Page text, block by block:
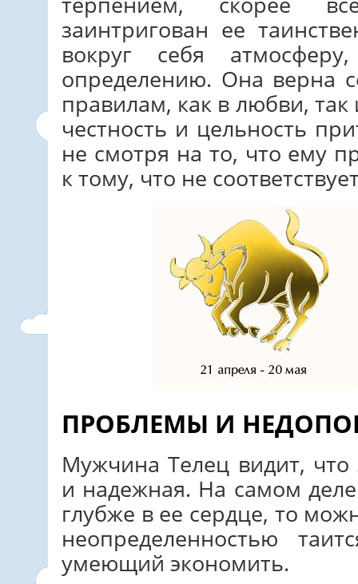
заинтригован ее
вокруг себя
определению. Она верна
правилам, как в любви,
честность и цельность
не смотря на то, что ему
к тому, что не
ПРОБЛЕМЫ И
Мужчина Телец видит, что
и надежная. На самом деле
глубже в ее сердце, то
неопределенностью
умеющий экономить.